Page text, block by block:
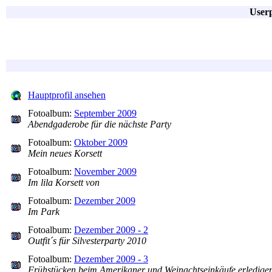
Hauptprofil ansehen
Fotoalbum: September 2009
Abendgaderobe für die nächste Party
Fotoalbum: Oktober 2009
Mein neues Korsett
Fotoalbum: November 2009
Im lila Korsett von
Fotoalbum: Dezember 2009
Im Park
Fotoalbum: Dezember 2009 - 2
Outfit´s für Silvesterparty 2010
Fotoalbum: Dezember 2009 - 3
Frühstücken beim Amerikaner und Weinachtseinkäufe